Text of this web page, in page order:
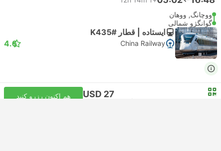
ووچانگ, ووهان
گوانگژو شمالی
ایستاده | قطار #K435
China Railway
4.6
USD 27 هم اکنون رزرو کنید